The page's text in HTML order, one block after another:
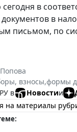
в
в
письмом, по
взносы,формы
в
Новостии
на материалы